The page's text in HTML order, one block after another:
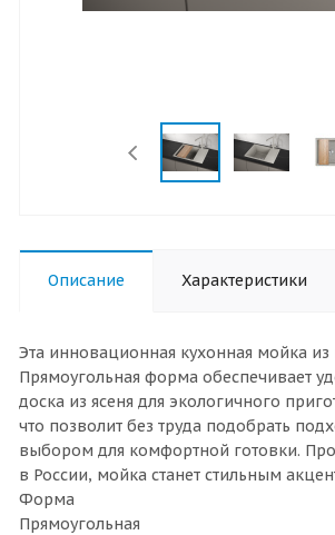
Описание Характеристики
Эта инновационная кухонная мойка
Прямоугольная форма обеспечивает
доска из ясеня для экологичного
что позволит без труда подобрать
выбором для комфортной готовки.
в России, мойка станет стильным
Форма
Прямоугольная